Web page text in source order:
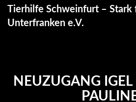
Skip
content
Tierhilfe Schweinfurt – Stark
Unterfranken e.V.
NEUZUGANG